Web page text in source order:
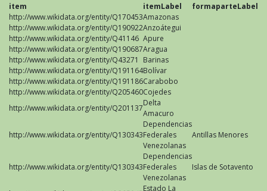
item itemLabel
formaparteLabel
http://www.wikidata.org/entity/Q170453Amazonas
http://www.wikidata.org/entity/Q190922Anzoátegui
http://www.wikidata.org/entity/Q41146 Apure
http://www.wikidata.org/entity/Q190687Aragua
http://www.wikidata.org/entity/Q43271
Barinas
http://www.wikidata.org/entity/Q191164Bolívar
http://www.wikidata.org/entity/Q191186Carabobo
http://www.wikidata.org/entity/Q205460Cojedes
http://www.wikidata.org/entity/Q201137
Delta
Amacuro
http://www.wikidata.org/entity/Q130343
Dependencias
Federales
Venezolanas
Antillas Menores
http://www.wikidata.org/entity/Q130343
Dependencias
Federales
Venezolanas
Islas de Sotavento
Estado La